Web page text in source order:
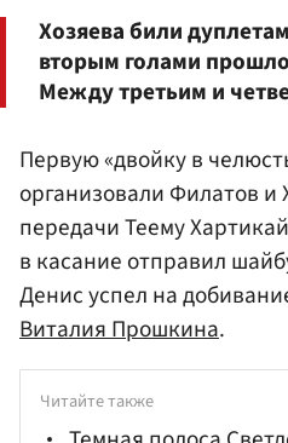
Хозяева били
вторым голами прошло
Между третьим и
Первую «двойку в
организовали Филатов
передачи Теему
в касание отправил
Денис успел на
Виталия Прошкина.
Читайте также